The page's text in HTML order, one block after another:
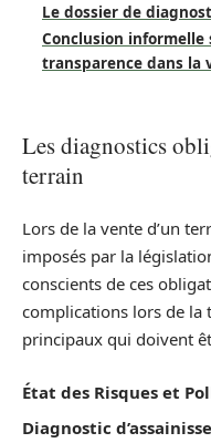
Le dossier de
Conclusion informelle
transparence dans la
Les diagnostics
terrain
Lors de la vente d’un
imposés par la
conscients de ces
complications lors de la
principaux qui doivent
État des Risques et
Diagnostic